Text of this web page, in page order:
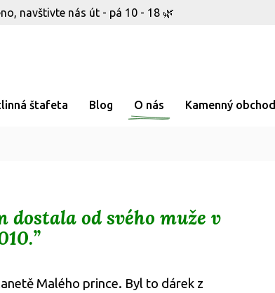
navštivte nás út - pá 10 - 18 🌿
štafeta Blog O nás Kamenný obchod
od svého muže v
Malého prince. Byl to dárek z